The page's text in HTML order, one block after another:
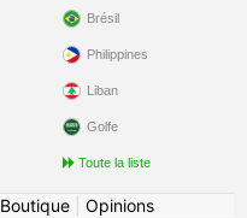
Brésil
Philippines
Liban
Golfe
Toute la liste
Boutique| Opinions